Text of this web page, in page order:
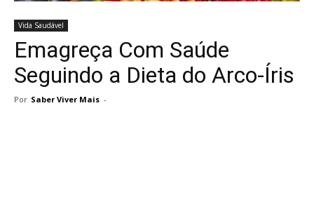
Vida Saudável
Emagreça Com Saúde
Seguindo a Dieta do Arco-Íris
Por Saber Viver Mais -